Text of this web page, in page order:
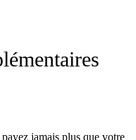
jamais plus que votre